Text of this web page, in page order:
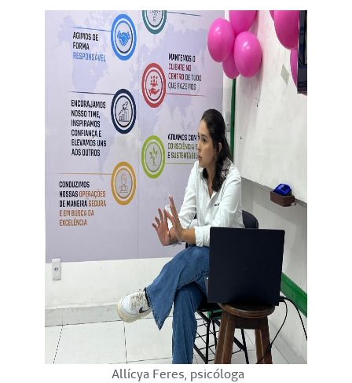
Allícya Feres, psicóloga